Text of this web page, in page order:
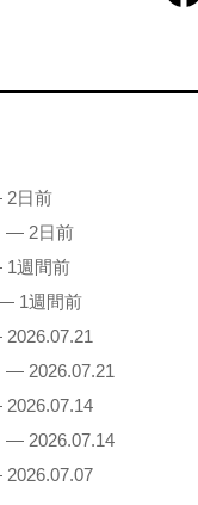
日前
— 2日前
週間前
1週間前
— 2026.07.21
— 2026.07.14